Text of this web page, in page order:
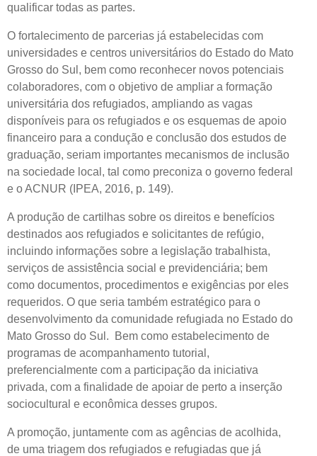
qualificar todas as partes.
O fortalecimento de parcerias já estabelecidas com
universidades e centros universitários do Estado do Mato
Grosso do Sul, bem como reconhecer novos potenciais
colaboradores, com o objetivo de ampliar a formação
universitária dos refugiados, ampliando as vagas
disponíveis para os refugiados e os esquemas de apoio
financeiro para a condução e conclusão dos estudos de
graduação, seriam importantes mecanismos de inclusão
na sociedade local, tal como preconiza o governo federal
e o ACNUR (IPEA, 2016, p. 149).
A produção de cartilhas sobre os direitos e benefícios
destinados aos refugiados e solicitantes de refúgio,
incluindo informações sobre a legislação trabalhista,
serviços de assistência social e previdenciária; bem
como documentos, procedimentos e exigências por eles
requeridos. O que seria também estratégico para o
desenvolvimento da comunidade refugiada no Estado do
Mato Grosso do Sul. Bem como estabelecimento de
programas de acompanhamento tutorial,
preferencialmente com a participação da iniciativa
privada, com a finalidade de apoiar de perto a inserção
sociocultural e econômica desses grupos.
A promoção, juntamente com as agências de acolhida,
de uma triagem dos refugiados e refugiadas que já